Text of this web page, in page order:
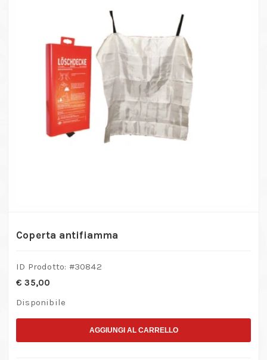
Coperta antifiamma
ID Prodotto: #30842
€ 35,00
Disponibile
AGGIUNGI AL CARRELLO